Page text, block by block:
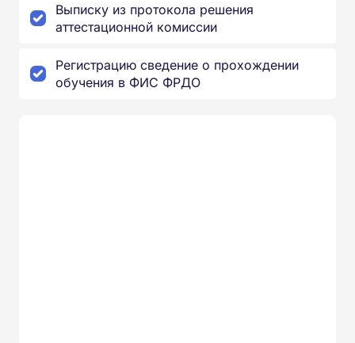
Выписку из протокола решения
аттестационной комиссии
Регистрацию сведение о прохождении
обучения в ФИС ФРДО